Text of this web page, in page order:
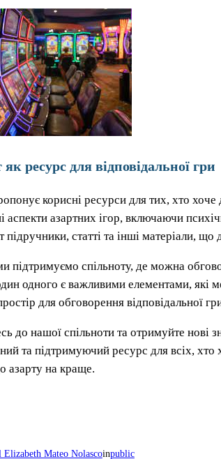
ресурс для відповідальної гри
корисні ресурси для тих, хто
аспекти азартних ігор, включаючи
підручники, статті та інші матеріали,
підтримуємо спільноту, де можна
одного є важливими елементами, які
для обговорення відповідальної
до нашої спільноти та отримуйте нові
та підтримуючий ресурс для всіх,
азарту на краще.
Elizabeth Mateo Nolascoinpublic